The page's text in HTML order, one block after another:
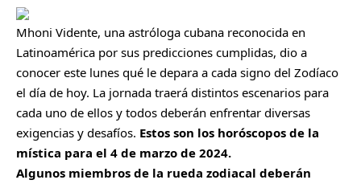
Mhoni Vidente, una astróloga cubana reconocida en
Latinoamérica por sus predicciones cumplidas, dio a
conocer este lunes qué le depara a cada signo del Zodíaco
el día de hoy. La jornada traerá distintos escenarios para
cada uno de ellos y todos deberán enfrentar diversas
exigencias y desafíos. Estos son los horóscopos de la
mística para el 4 de marzo de 2024.
Algunos miembros de la rueda zodiacal deberán